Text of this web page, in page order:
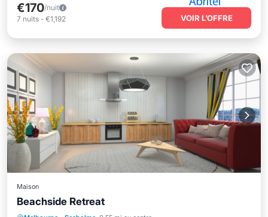
€170/nuit
7 nuits - €1,192 VOIR L’OFFRE
Maison
Beachside Retreat